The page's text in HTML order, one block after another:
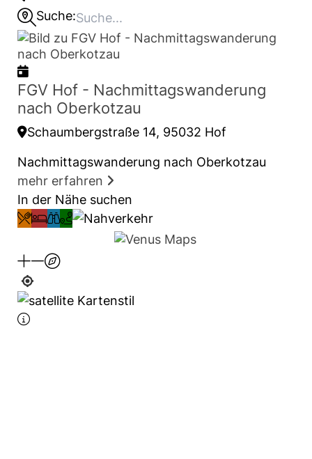
Suche:
FGV Hof - Nachmittagswanderung
nach Oberkotzau
Schaumbergstraße 14, 95032 Hof
Nachmittagswanderung nach Oberkotzau
mehr erfahren
In der Nähe suchen